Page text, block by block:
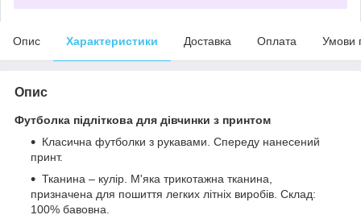
Опис Характеристики Доставка Оплата Умови
Опис
Футболка підліткова для дівчинки з принтом
Класична футболки з рукавами. Спереду нанесений
принт.
Тканина – кулір. М'яка трикотажна тканина,
призначена для пошиття легких літніх виробів. Склад:
100% бавовна.